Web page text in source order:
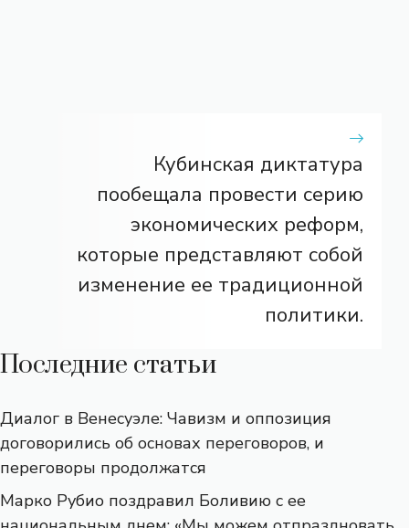
Кубинская диктатура
пообещала провести серию
экономических реформ,
которые представляют собой
изменение ее традиционной
политики.
Последние статьи
Диалог в Венесуэле: Чавизм и оппозиция
договорились об основах переговоров, и
переговоры продолжатся
Марко Рубио поздравил Боливию с ее